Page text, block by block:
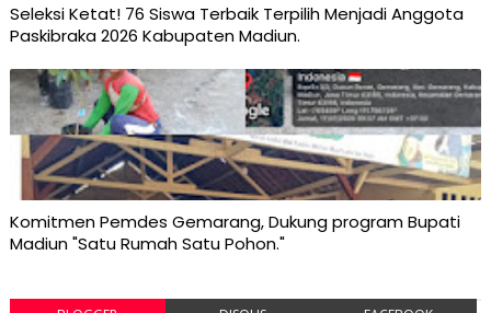
Seleksi Ketat! 76 Siswa Terbaik Terpilih Menjadi Anggota
Paskibraka 2026 Kabupaten Madiun.
Komitmen Pemdes Gemarang, Dukung program Bupati
Madiun "Satu Rumah Satu Pohon."